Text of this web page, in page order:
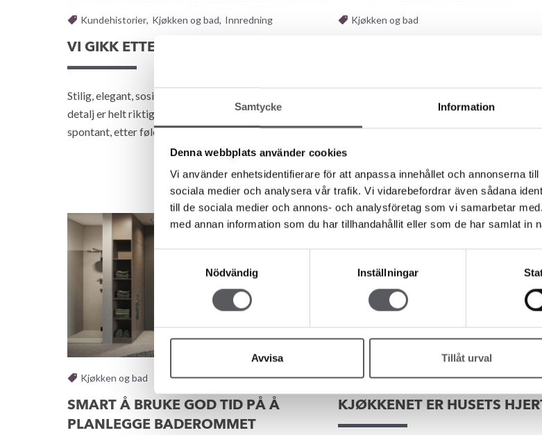
Samtycke Information
Denna webbplats använder cookies
Vi använder enhetsidentifierare för att anpassa innehållet och annonserna
sociala medier och analysera vår trafik. Vi vidarebefordrar även sådana
till de sociala medier och annons- och analysföretag som vi samarbetar
med annan information som du har tillhandahållit eller som de har samlat in
Nödvändig
Inställningar
Avvisa Tillåt urval
Kundehistorier, Kjøkken og bad, Innredning
VI GIKK ETTER MAGEFØLELSEN
Stilig, elegant, sosialt og koselig. Hver eneste lille
detalj er helt riktig. Og likevel ble alle valgene gjort
spontant, etter følelsen. Velkommen hjem til Sanna ...
Kjøkken og bad
Vaskerommet - noen har nok angret i
ikke tok seg bedre tid til å tenke gjennom
planlegge det litt bedre. ...
Kjøkken og bad
SMART Å BRUKE GOD TID PÅ Å
PLANLEGGE BADEROMMET
Kjøkken og bad
KJØKKENET ER HUSETS